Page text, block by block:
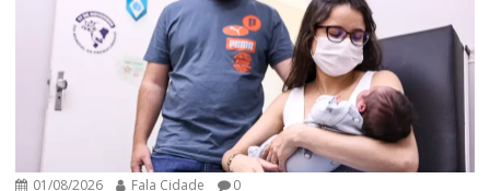
01/08/2026 Fala Cidade 0